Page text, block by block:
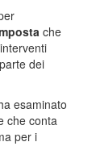
che
dei
esaminato
che conta
per i